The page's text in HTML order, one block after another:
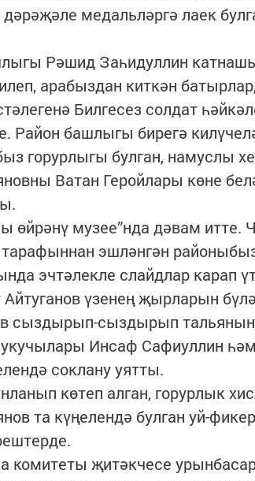
медальләргә лаек
Рәшид Заһидуллин
арабыздан киткән
Билгесез солдат
Район башлыгы бирегә
горурлыгы булган, намуслы
Ватан Геройлары көне
өйрәнү музее”нда дәвам
эшләнгән
эчтәлекле слайдлар карап
үзенең җырларын
сыздырып-сыздырып
Инсаф Сафиуллин
соклану уятты.
көтеп алган, горурлык
та күңелендә булган уй-
комитеты җитәкчесе